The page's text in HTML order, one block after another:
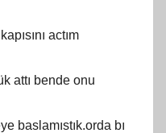
actım
attı bende onu
baslamıstık.orda bı